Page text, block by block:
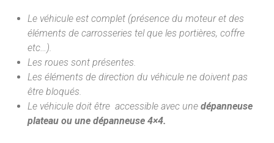
Le véhicule est complet (présence du moteur et des
éléments de carrosseries tel que les portières, coffre
etc…).
Les roues sont présentes.
Les éléments de direction du véhicule ne doivent pas
être bloqués.
Le véhicule doit être accessible avec une dépanneuse
plateau ou une dépanneuse 4×4.